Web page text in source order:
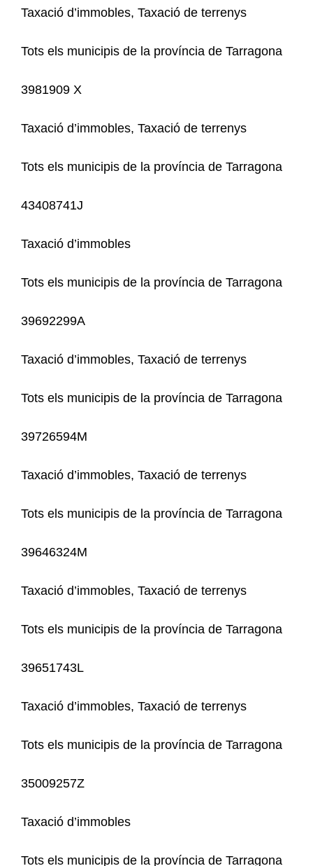
Taxació d’immobles, Taxació de terrenys
Tots els municipis de la província de Tarragona
3981909 X
Taxació d’immobles, Taxació de terrenys
Tots els municipis de la província de Tarragona
43408741J
Taxació d’immobles
Tots els municipis de la província de Tarragona
39692299A
Taxació d’immobles, Taxació de terrenys
Tots els municipis de la província de Tarragona
39726594M
Taxació d’immobles, Taxació de terrenys
Tots els municipis de la província de Tarragona
39646324M
Taxació d’immobles, Taxació de terrenys
Tots els municipis de la província de Tarragona
39651743L
Taxació d’immobles, Taxació de terrenys
Tots els municipis de la província de Tarragona
35009257Z
Taxació d’immobles
Tots els municipis de la província de Tarragona